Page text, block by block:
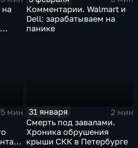
Комментарии. Walmart и
Dell: зарабатываем на
панике
мин
31 января
2 мин
Смерть под завалами.
Хроника обрушения
крыши СКК в Петербурге